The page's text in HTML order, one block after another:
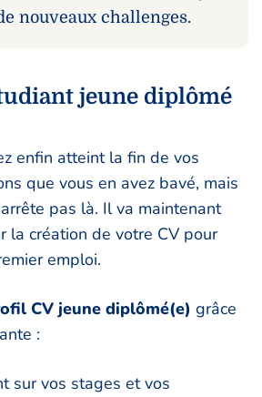
nouveaux challenges.
jeune diplômé
enfin atteint la fin de vos
que vous en avez bavé, mais
pas là. Il va maintenant
la création de votre CV pour
emploi.
CV jeune diplômé(e) grâce
:
sur vos stages et vos